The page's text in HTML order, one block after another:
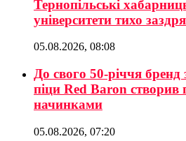
Тернопільські
університети тихо
05.08.2026, 08:08
До свого 50-річчя бренд
піци Red Baron створив
начинками
05.08.2026, 07:20